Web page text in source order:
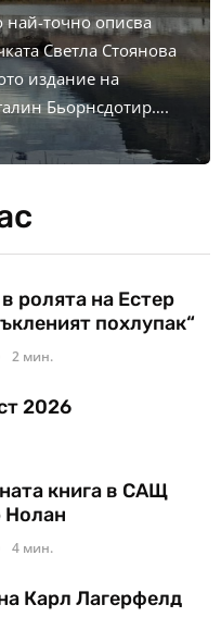
най-точно описва
Светла Стоянова
издание на
Бьорнсдотир….
ролята на Естер
похлупак“
2 мин.
2026
книга в САЩ
Нолан
4 мин.
Карл Лагерфелд